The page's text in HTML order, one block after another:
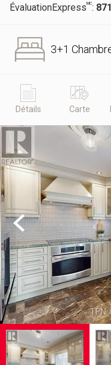
ÉvaluationExpressMC:
3+1
Détails Carte
Previous